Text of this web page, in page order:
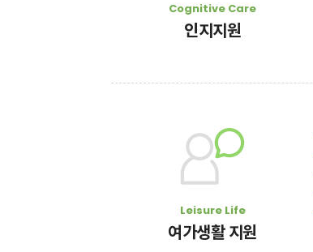
Cognitive Care
인지지원
Leisure Life
여가생활 지원